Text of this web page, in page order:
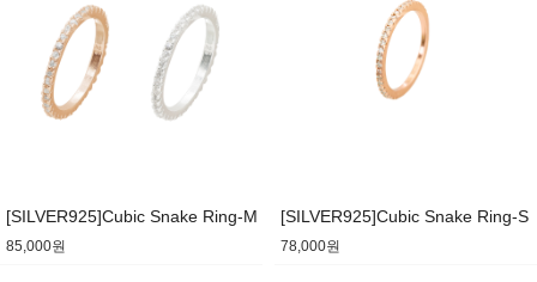
[SILVER925]Cubic Snake Ring-M
85,000원
[SILVER925]Cubic Snake Ring-S
78,000원